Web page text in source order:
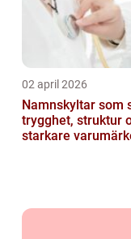
02 april 2026
Namnskyltar som
trygghet, struktur
starkare